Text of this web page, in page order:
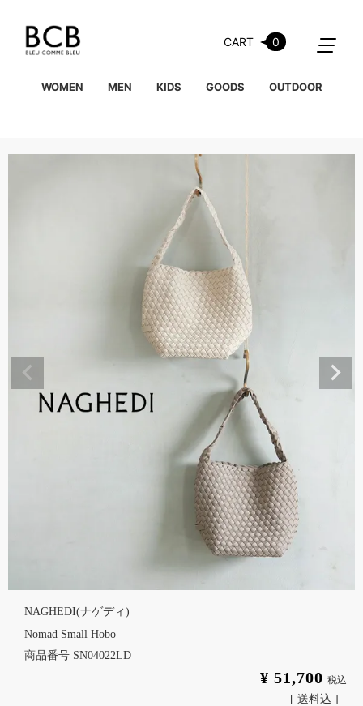
CART 0
WOMEN MEN KIDS GOODS OUTDOOR
NAGHEDI(ナゲディ)
Nomad Small Hobo
商品番号 SN04022LD
¥ 51,700 税込
送料込